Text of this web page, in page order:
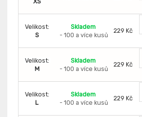
Velikost:
S
Skladem
- 100 a více kusů
229 Kč
Velikost:
M
Skladem
- 100 a více kusů
229 Kč
Velikost:
L
Skladem
- 100 a více kusů
229 Kč